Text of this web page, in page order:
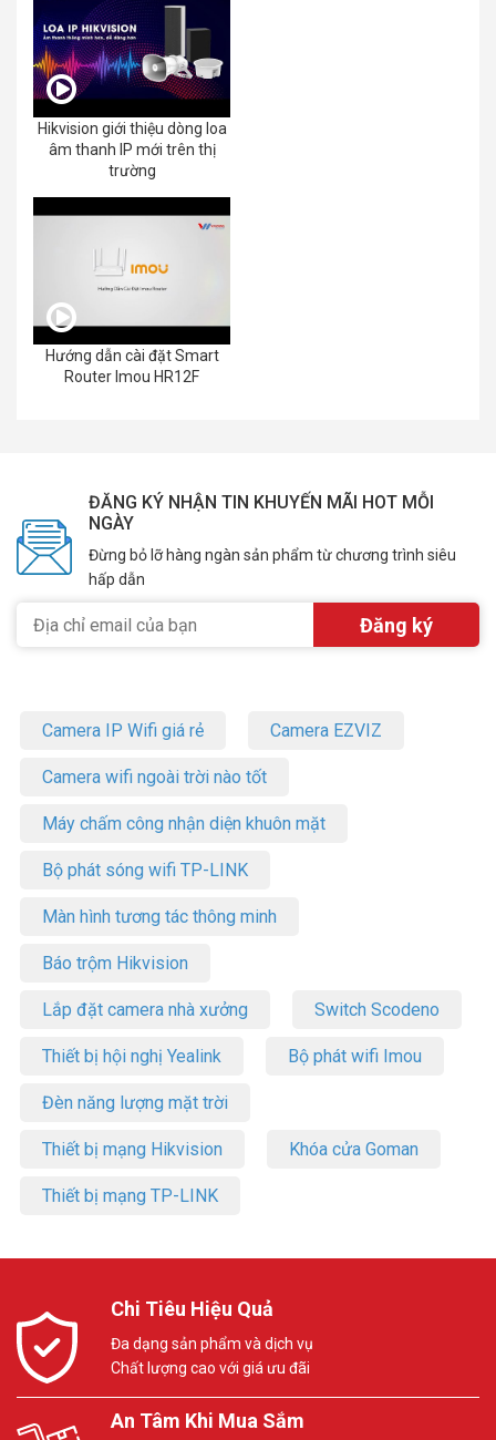
Hikvision giới thiệu dòng loa
âm thanh IP mới trên thị
trường
Hướng dẫn cài đặt Smart
Router Imou HR12F
ĐĂNG KÝ NHẬN TIN KHUYẾN MÃI HOT MỖI
NGÀY
Đừng bỏ lỡ hàng ngàn sản phẩm từ chương trình siêu
hấp dẫn
Camera IP Wifi giá rẻ Camera EZVIZ
Camera wifi ngoài trời nào tốt
Máy chấm công nhận diện khuôn mặt
Bộ phát sóng wifi TP-LINK
Màn hình tương tác thông minh
Báo trộm Hikvision
Lắp đặt camera nhà xưởng Switch Scodeno
Thiết bị hội nghị Yealink Bộ phát wifi Imou
Đèn năng lượng mặt trời
Thiết bị mạng Hikvision Khóa cửa Goman
Thiết bị mạng TP-LINK
Chi Tiêu Hiệu Quả
Đa dạng sản phẩm và dịch vụ
Chất lượng cao với giá ưu đãi
An Tâm Khi Mua Sắm